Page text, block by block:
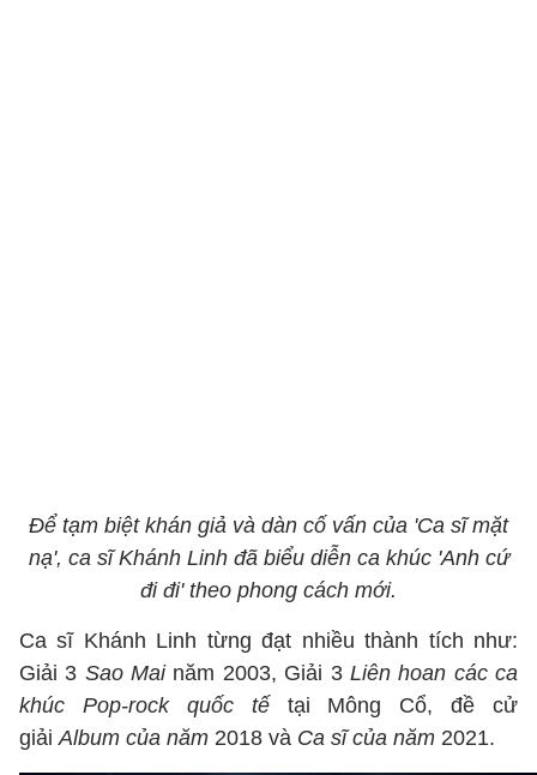
Để tạm biệt khán giả và dàn cố vấn của 'Ca sĩ mặt
nạ', ca sĩ Khánh Linh đã biểu diễn ca khúc 'Anh cứ
đi đi' theo phong cách mới.
Ca sĩ Khánh Linh từng đạt nhiều thành tích như:
Giải 3 Sao Mainăm 2003, Giải 3 Liên hoan các ca
khúc Pop-rock quốc tếtại Mông Cổ, đề cử
giảiAlbum của năm 2018 và Ca sĩ của năm 2021.